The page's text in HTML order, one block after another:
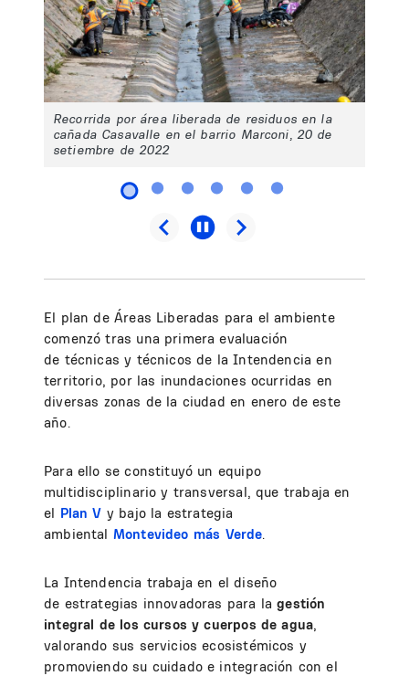
Recorrida por área liberada de residuos en la
cañada Casavalle en el barrio Marconi, 20 de
setiembre de 2022
El plan de Áreas Liberadas para el ambiente
comenzó tras una primera evaluación
de técnicas y técnicos de la Intendencia en
territorio, por las inundaciones ocurridas en
diversas zonas de la ciudad en enero de este
año.
Para ello se constituyó un equipo
multidisciplinario y transversal, que trabaja en
el Plan V y bajo la estrategia
ambiental Montevideo más Verde.
La Intendencia trabaja en el diseño
de estrategias innovadoras para lagestión
integral de los cursos y cuerpos de agua,
valorando sus servicios ecosistémicos y
promoviendo su cuidado e integración con el